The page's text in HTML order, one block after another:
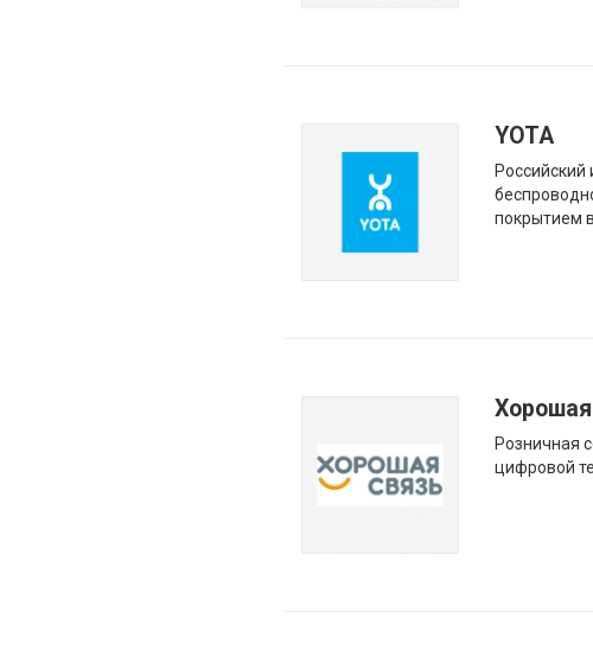
YOTA
покрытием
Розничная
цифровой